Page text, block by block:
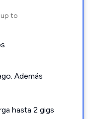
to
Además
hasta 2 gigs